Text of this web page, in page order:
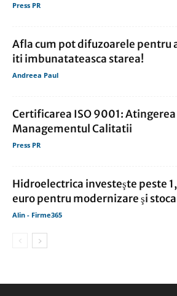
Press PR
Afla cum pot difuzoarele pentru
iti imbunatateasca starea!
Andreea Paul
Certificarea ISO 9001:
Managementul Calitatii
Press PR
Hidroelectrica investeşte peste
euro pentru modernizare şi
Alin - Firme365